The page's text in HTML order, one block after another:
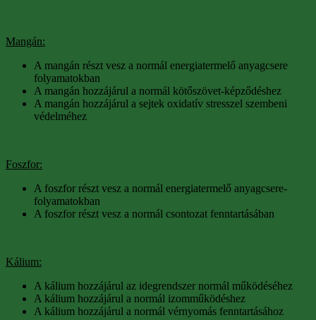
Mangán:
A mangán részt vesz a normál energiatermelő anyagcsere
folyamatokban
A mangán hozzájárul a normál kötőszövet-képződéshez
A mangán hozzájárul a sejtek oxidatív stresszel szembeni
védelméhez
Foszfor:
A foszfor részt vesz a normál energiatermelő anyagcsere-
folyamatokban
A foszfor részt vesz a normál csontozat fenntartásában
Kálium:
A kálium hozzájárul az idegrendszer normál működéséhez
A kálium hozzájárul a normál izomműködéshez
A kálium hozzájárul a normál vérnyomás fenntartásához